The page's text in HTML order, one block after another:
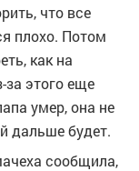
что все
плохо. Потом
как на
за этого еще
умер, она не
дальше будет.
сообщила,